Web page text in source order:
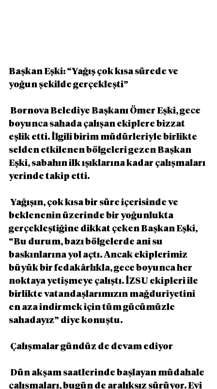
Başkan Eşki: “Yağış çok kısa sürede ve
yoğun şekilde gerçekleşti”
boyunca sahada çalışan ekiplere bizzat
eşlik etti. İlgili birim müdürleriyle birlikte
selden etkilenen bölgeleri gezen Başkan
Eşki, sabahın ilk ışıklarına kadar çalışmaları
yerinde takip etti.
beklenenin üzerinde bir yoğunlukta
gerçekleştiğine dikkat çeken Başkan Eşki,
“Bu durum, bazı bölgelerde ani su
baskınlarına yol açtı. Ancak ekiplerimiz
büyük bir fedakârlıkla, gece boyunca her
noktaya yetişmeye çalıştı. İZSU ekipleri ile
birlikte vatandaşlarımızın mağduriyetini
en aza indirmek için tüm gücümüzle
sahadayız” diye konuştu.
Çalışmalar gündüz de devam ediyor
çalışmaları, bugün de aralıksız sürüyor. Evi